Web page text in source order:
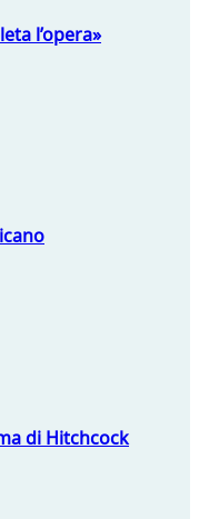
l’opera»
di Hitchcock